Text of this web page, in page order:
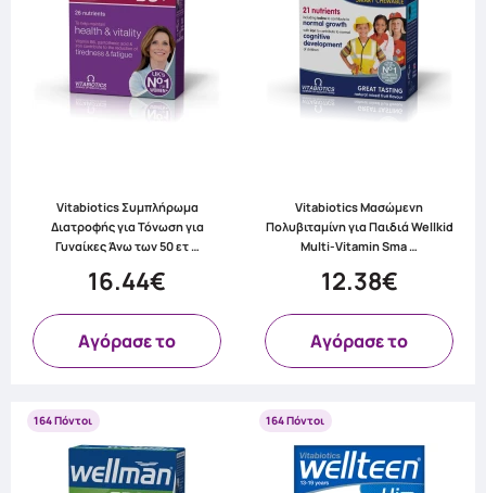
Vitabiotics Συμπλήρωμα
Διατροφής για Τόνωση για
Γυναίκες Άνω των 50 ετ …
16.44€
Aγόρασε το
Vitabiotics Μασώμενη
Πολυβιταμίνη για Παιδιά Wellkid
Multi-Vitamin Sma …
12.38€
Aγόρασε το
164 Πόντοι 164 Πόντοι